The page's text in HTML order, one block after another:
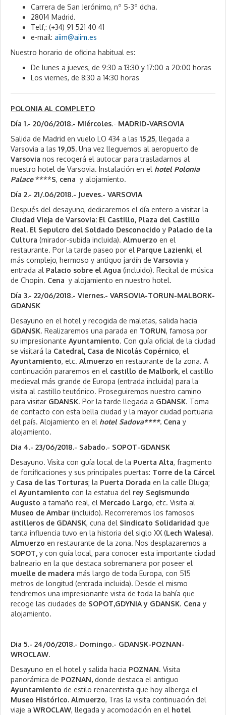
Carrera de San Jerónimo, nº 5-3º dcha.
28014 Madrid.
Telf,: (+34) 91 521 40 41
e-mail: aiim@aiim.es
Nuestro horario de oficina habitual es:
De lunes a jueves, de 9:30 a 13:30 y 17:00 a 20:00 horas
Los viernes, de 8:30 a 14:30 horas
POLONIA AL COMPLETO
Día 1.- 20/06/2018.- Miércoles.- MADRID-VARSOVIA
Salida de Madrid en vuelo LO 434 a las 15,25, llegada a
Varsovia a las 19,05. Una vez lleguemos al aeropuerto de
Varsovia nos recogerá el autocar para trasladarnos al
nuestro hotel de Varsovia. Instalación en el hotel Polonia
Palace****S, cena y alojamiento.
Día 2.- 21/.06/2018.- Jueves.- VARSOVIA
Después del desayuno, dedicaremos el día entero a visitar la
Ciudad Vieja de Varsovia: El Castillo, Plaza del Castillo
Real. El Sepulcro del Soldado Desconocido y Palacio de la
Cultura (mirador-subida incluida). Almuerzo en el
restaurante. Por la tarde paseo por el Parque Lazienki, el
más complejo, hermoso y antiguo jardín de Varsovia y
entrada al Palacio sobre el Agua (incluido). Recital de música
de Chopin. Cena y alojamiento en nuestro hotel.
Día 3.- 22/06/2018.- Viernes.- VARSOVIA-TORUN-MALBORK-
GDANSK
Desayuno en el hotel y recogida de maletas, salida hacia
GDANSK. Realizaremos una parada en TORUN, famosa por
su impresionante Ayuntamiento. Con guía oficial de la ciudad
se visitará la Catedral, Casa de Nicolás Copérnico, el
Ayuntamiento, etc. Almuerzo en restaurante de la zona. A
continuación pararemos en el castillo de Malbork, el castillo
medieval más grande de Europa (entrada incluida) para la
visita al castillo teutónico. Proseguiremos nuestro camino
para visitar GDANSK. Por la tarde llegada a GDANSK. Toma
de contacto con esta bella ciudad y la mayor ciudad portuaria
del país. Alojamiento en el hotel Sadova****. Cena y
alojamiento.
Dia 4.- 23/06/2018.- Sabado.- SOPOT-GDANSK
Desayuno. Visita con guía local de la Puerta Alta, fragmento
de fortificaciones y sus principales puertas: Torre de la Cárcel
y Casa de las Torturas; la Puerta Dorada en la calle Dluga;
el Ayuntamiento con la estatua del rey Segismundo
Augusto a tamaño real, el Mercado Largo, etc. Visita al
Museo de Ambar (incluido). Recorreremos los famosos
astilleros de GDANSK, cuna del Sindicato Solidaridad que
tanta influencia tuvo en la historia del siglo XX (Lech Walesa).
Almuerzo en restaurante de la zona. Nos desplazaremos a
SOPOT, y con guía local, para conocer esta importante ciudad
balneario en la que destaca sobremanera por poseer el
muelle de madera más largo de toda Europa, con 515
metros de longitud (entrada incluida). Desde el mismo
tendremos una impresionante vista de toda la bahía que
recoge las ciudades de SOPOT,GDYNIA y GDANSK. Cena y
alojamiento.
Dia 5.- 24/06/2018.- Domingo.- GDANSK-POZNAN-
WROCLAW.
Desayuno en el hotel y salida hacia POZNAN. Visita
panorámica de POZNAN, donde destaca el antiguo
Ayuntamiento de estilo renacentista que hoy alberga el
Museo Histórico. Almuerzo, Tras la visita continuación del
viaje a WROCLAW, llegada y acomodación en el hotel